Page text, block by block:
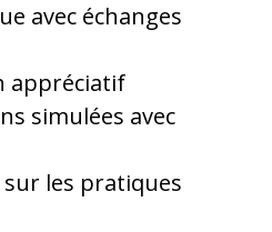
avec échanges
appréciatif
simulées avec
les pratiques